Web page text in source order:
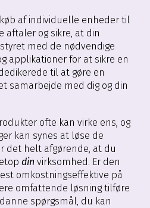
af individuelle enheder til
aftaler og sikre, at din
med de nødvendige
applikationer for at sikre en
til at gøre en
samarbejde med dig og din
ofte kan virke ens, og
kan synes at løse de
det helt afgørende, at du
din virksomhed. Er den
omkostningseffektive på
omfattende løsning tilføre
spørgsmål, du kan